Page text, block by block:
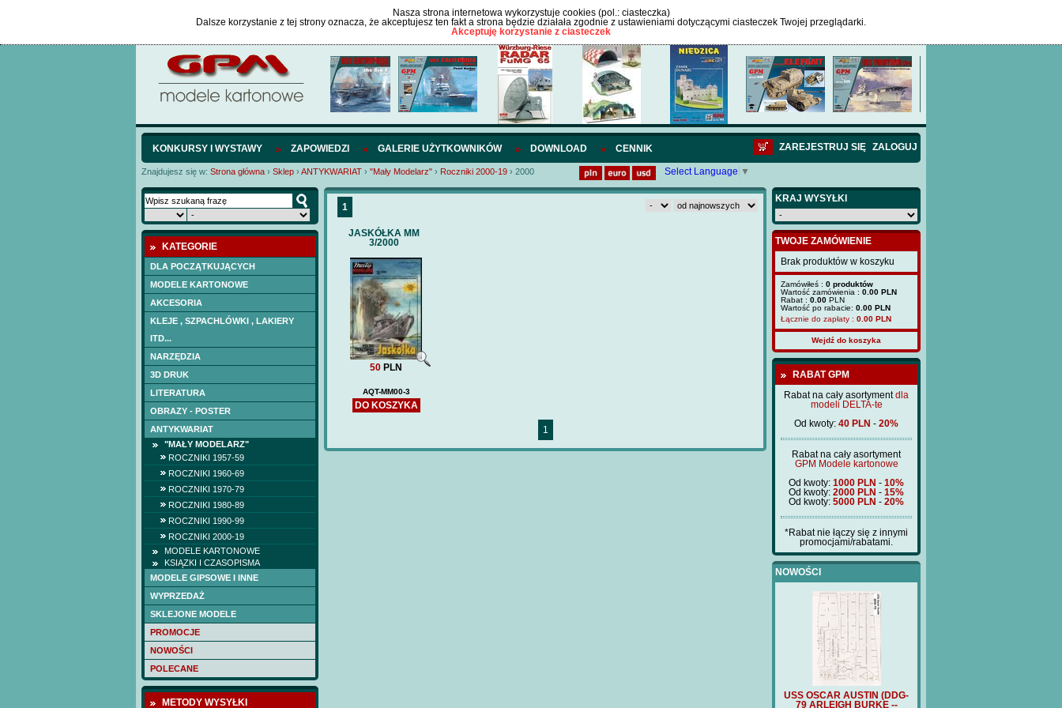
Nasza strona internetowa wykorzystuje cookies (pol.: ciasteczka)
Dalsze korzystanie z tej strony oznacza, że akceptujesz ten fakt a strona będzie działała zgodnie z ustawieniami dotyczącymi ciasteczek Twojej przeglądarki.
Akceptuję korzystanie z ciasteczek
KONKURSY I WYSTAWY ZAPOWIEDZI GALERIE UŻYTKOWNIKÓW DOWNLOAD CENNIK ZALOGUJ
ZAREJESTRUJ SIĘ
Znajdujesz się w: Strona główna › Sklep › ANTYKWARIAT › "Mały Modelarz" › Roczniki 2000-19 › 2000 Select Language ▼
KATEGORIE
DLA POCZĄTKUJĄCYCH
MODELE KARTONOWE
AKCESORIA
KLEJE , SZPACHLÓWKI , LAKIERY
ITD...
NARZĘDZIA
3D DRUK
LITERATURA
OBRAZY - POSTER
ANTYKWARIAT
"MAŁY MODELARZ"
ROCZNIKI 1957-59
ROCZNIKI 1960-69
ROCZNIKI 1970-79
ROCZNIKI 1980-89
ROCZNIKI 1990-99
ROCZNIKI 2000-19
MODELE KARTONOWE
KSIĄZKI I CZASOPISMA
MODELE GIPSOWE I INNE
WYPRZEDAŻ
SKLEJONE MODELE
PROMOCJE
NOWOŚCI
POLECANE
METODY WYSYŁKI
1
JASKÓŁKA MM
3/2000
50 PLN
AQT-MM00-3
DO KOSZYKA
1
KRAJ WYSYŁKI
TWOJE ZAMÓWIENIE
Brak produktów w koszyku
Zamówiłeś : 0 produktów
Wartość zamówienia : 0.00 PLN
Rabat : 0.00 PLN
Wartość po rabacie: 0.00 PLN
Łącznie do zapłaty : 0.00 PLN
Wejdź do koszyka
RABAT GPM
Rabat na cały asortymentdla
modeli DELTA-te
Od kwoty: 40 PLN - 20%
Rabat na cały asortyment
GPM Modele kartonowe
Od kwoty: 1000 PLN - 10%
Od kwoty: 2000 PLN - 15%
Od kwoty: 5000 PLN - 20%
*Rabat nie łączy się z innymi
promocjami/rabatami.
NOWOŚCI
USS OSCAR AUSTIN (DDG-
79 ARLEIGH BURKE --